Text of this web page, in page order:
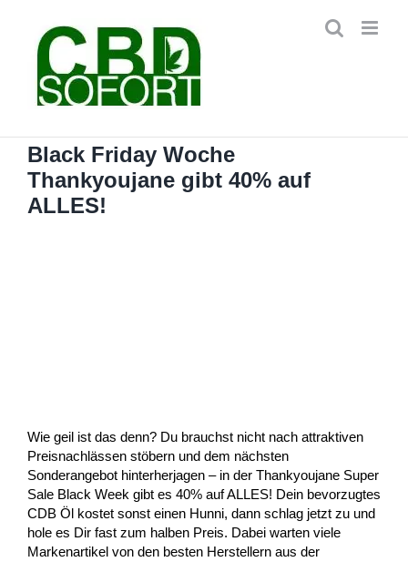
springen
Black Friday Woche
Thankyoujane gibt 40% auf
ALLES!
Wie geil ist das denn? Du brauchst nicht nach attraktiven
Preisnachlässen stöbern und dem nächsten
Sonderangebot hinterherjagen – in der Thankyoujane Super
Sale Black Week gibt es 40% auf ALLES! Dein bevorzugtes
CDB Öl kostet sonst einen Hunni, dann schlag jetzt zu und
hole es Dir fast zum halben Preis. Dabei warten viele
Markenartikel von den besten Herstellern aus der